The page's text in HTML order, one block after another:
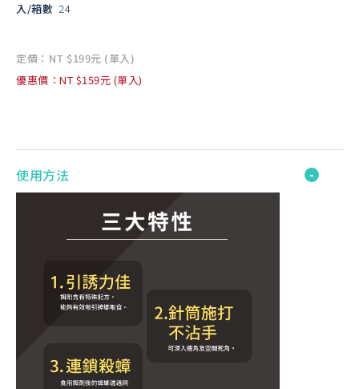
入/箱數 24
定價：NT $199元 (單入)
優惠價：NT $159元 (單入)
使用方法